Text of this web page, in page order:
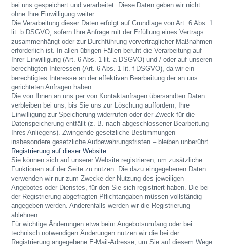
bei uns gespeichert und verarbeitet. Diese Daten geben wir nicht
ohne Ihre Einwilligung weiter.
Die Verarbeitung dieser Daten erfolgt auf Grundlage von Art. 6 Abs. 1
lit. b DSGVO, sofern Ihre Anfrage mit der Erfüllung eines Vertrags
zusammenhängt oder zur Durchführung vorvertraglicher Maßnahmen
erforderlich ist. In allen übrigen Fällen beruht die Verarbeitung auf
Ihrer Einwilligung (Art. 6 Abs. 1 lit. a DSGVO) und / oder auf unseren
berechtigten Interessen (Art. 6 Abs. 1 lit. f DSGVO), da wir ein
berechtigtes Interesse an der effektiven Bearbeitung der an uns
gerichteten Anfragen haben.
Die von Ihnen an uns per von Kontaktanfragen übersandten Daten
verbleiben bei uns, bis Sie uns zur Löschung auffordern, Ihre
Einwilligung zur Speicherung widerrufen oder der Zweck für die
Datenspeicherung entfällt (z. B. nach abgeschlossener Bearbeitung
Ihres Anliegens). Zwingende gesetzliche Bestimmungen –
insbesondere gesetzliche Aufbewahrungsfristen – bleiben unberührt.
Registrierung auf dieser Website
Sie können sich auf unserer Website registrieren, um zusätzliche
Funktionen auf der Seite zu nutzen. Die dazu eingegebenen Daten
verwenden wir nur zum Zwecke der Nutzung des jeweiligen
Angebotes oder Dienstes, für den Sie sich registriert haben. Die bei
der Registrierung abgefragten Pflichtangaben müssen vollständig
angegeben werden. Anderenfalls werden wir die Registrierung
ablehnen.
Für wichtige Änderungen etwa beim Angebotsumfang oder bei
technisch notwendigen Änderungen nutzen wir die bei der
Registrierung angegebene E-Mail-Adresse, um Sie auf diesem Wege